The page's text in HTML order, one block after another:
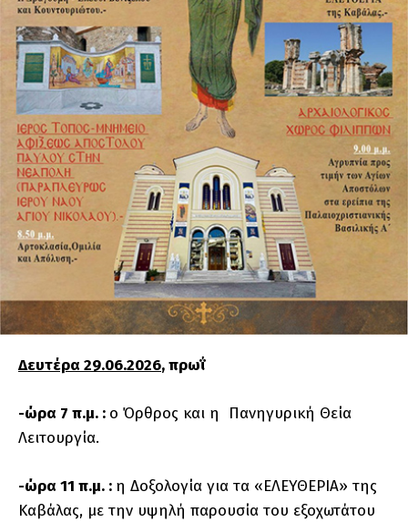
Δευτέρα 29.06.2026, πρωΐ
-ώρα 7 π.μ. : ο Όρθρος και η Πανηγυρική Θεία
Λειτουργία.
-ώρα 11 π.μ. : η Δοξολογία για τα «ΕΛΕΥΘΕΡΙΑ» της
Καβάλας, με την υψηλή παρουσία του εξοχωτάτου